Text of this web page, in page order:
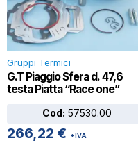
Gruppi Termici
G.T Piaggio Sfera d. 47,6
testa Piatta “Race one”
Cod: 57530.00
266,22 € +IVA